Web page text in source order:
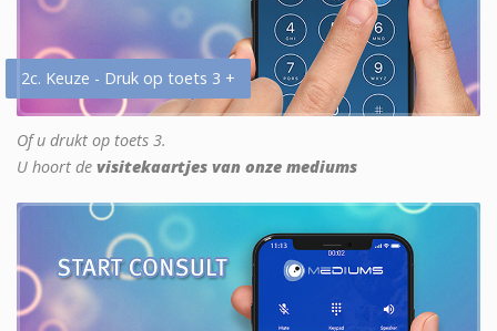
2c. Keuze - Druk op toets 3 +
Of u drukt op toets 3.
U hoort de visitekaartjes van onze mediums